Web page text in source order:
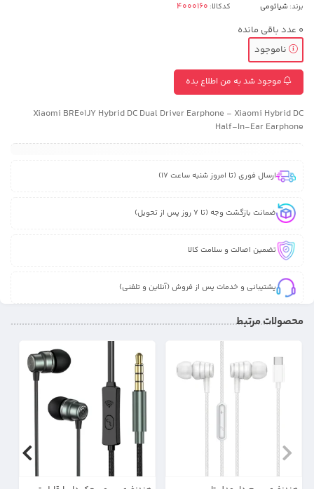
برند: شیائومی کدکالا:
0 عدد باقی مانده
ناموجود
موجود شد به من اطلاع بده
Xiaomi BRE01JY Hybrid DC Dual Driver Earphone - Xiaomi Hybrid DC
Half-In-Ear Earphone
ارسال فوری (تا امروز شنبه ساعت 17)
ضمانت بازگشت وجه (تا 7 روز پس از تحویل)
تضمین اصالت و سلامت کالا
پشتیبانی و خدمات پس از فروش (آنلاین و تلفنی)
محصولات مرتبط
27%
17%